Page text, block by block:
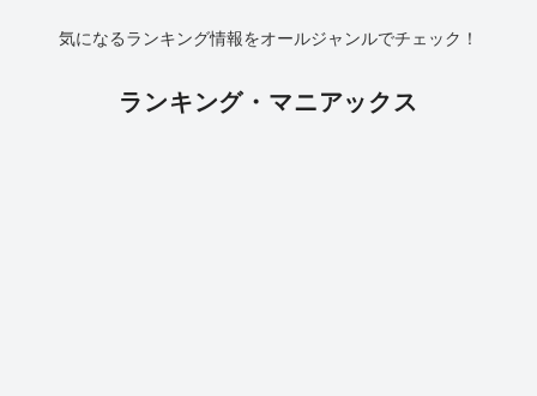
気になるランキング情報をオールジャンルでチェック！
ランキング・マニアックス